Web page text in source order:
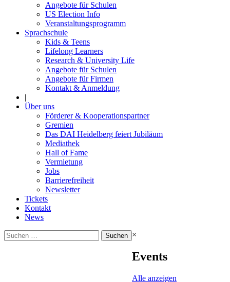
Angebote für Schulen
US Election Info
Veranstaltungsprogramm
Sprachschule
Kids & Teens
Lifelong Learners
Research & University Life
Angebote für Schulen
Angebote für Firmen
Kontakt & Anmeldung
|
Über uns
Förderer & Kooperationspartner
Gremien
Das DAI Heidelberg feiert Jubiläum
Mediathek
Hall of Fame
Vermietung
Jobs
Barrierefreiheit
Newsletter
Tickets
Kontakt
News
Suchen
nach:
×
Events
Alle anzeigen